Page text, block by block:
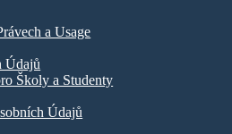
a Usage
Údajů
Školy a Studenty
Údajů